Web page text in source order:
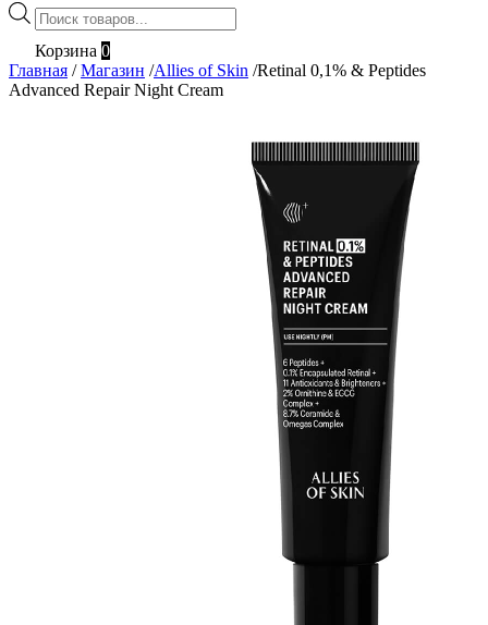
Поиск
товаров
Корзина 0
Главная / Магазин /Allies of Skin /Retinal 0,1% & Peptides
Advanced Repair Night Cream